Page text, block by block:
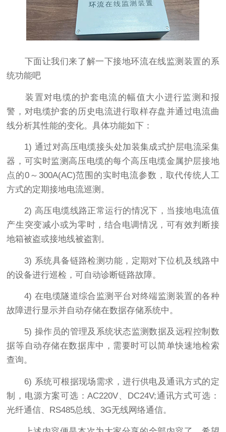
下面让我们来了解一下接地环流在线监测装置的系
统功能吧
装置对电缆的护套电流的幅值大小进行监测和报
警，对电缆护套的历史电流进行取样存盘并通过电流曲
线分析其性能的变化。具体功能如下：
1) 通过对高压电缆接头处加装集成式护层电流采集
器，可实时监测高压电缆的每个高压电缆金属护层接地
点的0～300A(AC)范围的实时电流参数，取代传统人工
方式的定期接地电流巡测。
2) 高压电缆线路正常运行的情况下，当接地电流值
产生突变减小或为零时，结合电调情况，可有效判断接
地箱被盗或接地线被盗割。
3) 系统具备链路检测功能，定期对下位机及线路中
的设备进行巡检，可自动诊断链路故障。
4) 在电缆隧道综合监测平台对终端监测装置的各种
故障进行显示并自动存储在数据存储系统中。
5) 操作员的管理及系统状态监测数据及远程控制数
据等自动存储在数据库中，需要时可以简单快速地检索
查询。
6) 系统可根据现场需求，进行供电及通讯方式的定
制，电源方案可选：AC220V、DC24V;通讯方式可选：
光纤通信、RS485总线、3G无线网络通信。